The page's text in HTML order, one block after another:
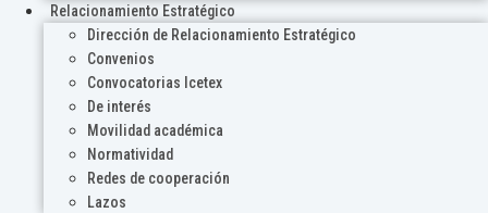
Relacionamiento Estratégico
Dirección de Relacionamiento Estratégico
Convenios
Convocatorias Icetex
De interés
Movilidad académica
Normatividad
Redes de cooperación
Lazos